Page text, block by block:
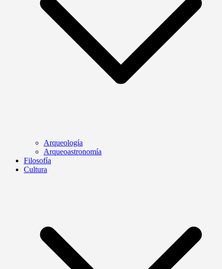
Arqueología
Arqueoastronomía
Filosofía
Cultura